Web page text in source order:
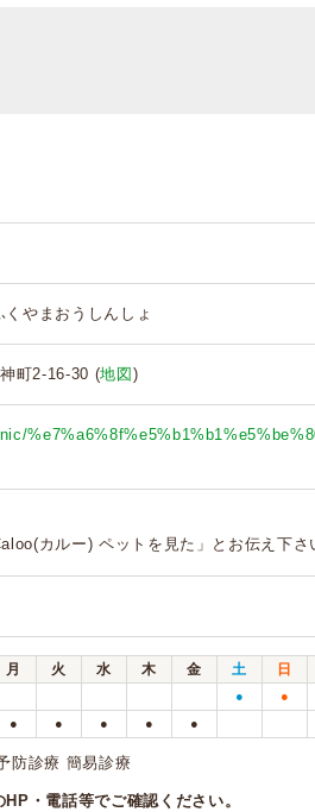
やまおうしんしょ
町2-16-30 (地図 )
カルー) ペットを見た」とお伝え下さ
月 火 水 木 金 土 日
● ●
● ● ● ● ●
診療 簡易診療
・電話等でご確認ください。